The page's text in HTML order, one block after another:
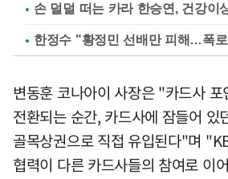
손 덜덜 떠는 카라 한승연, 건강이
한정수 "황정민 선배만 피해…폭
변동훈 코나아이 사장은 "카드사
전환되는 순간, 카드사에 잠들어 있
골목상권으로 직접 유입된다"며
협력이 다른 카드사들의 참여로 이